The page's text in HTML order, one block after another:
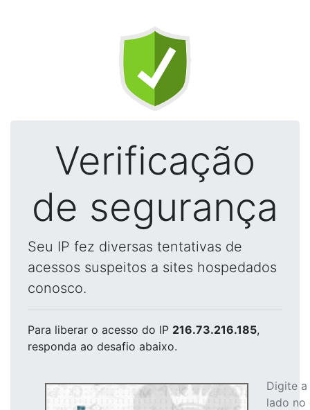
Verificação
de segurança
Seu IP fez diversas tentativas de
acessos suspeitos a sites hospedados
conosco.
Para liberar o acesso do IP 216.73.216.185,
responda ao desafio abaixo.
Digite
lado no